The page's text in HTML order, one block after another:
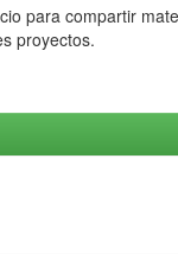
para compartir
proyectos.